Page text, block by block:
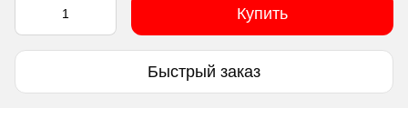
Купить
Быстрый заказ